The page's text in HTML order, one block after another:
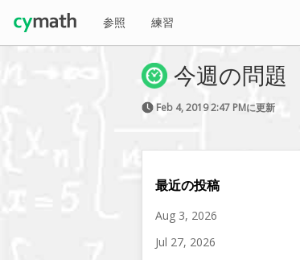
参照 練習
今週の問題
Feb 4, 2019 2:47 PMに更新
最近の投稿
Aug 3, 2026
Jul 27, 2026